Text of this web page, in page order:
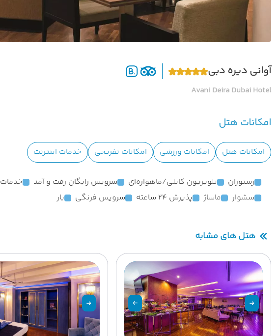
آوانی دیره دبی
Avani Deira Dubai Hotel
امکانات هتل
امکانات هتل امکانات ورزشی امکانات تفریحی خدمات اینترنت
رستوران تلویزیون کابلی/ماهواره‌ای سرویس رایگان رفت و آمد خدمات 24 ساعته در اتاق
سشوار
ماساژ پذیرش 24 ساعته سرویس فرنگی بار
هتل های مشابه